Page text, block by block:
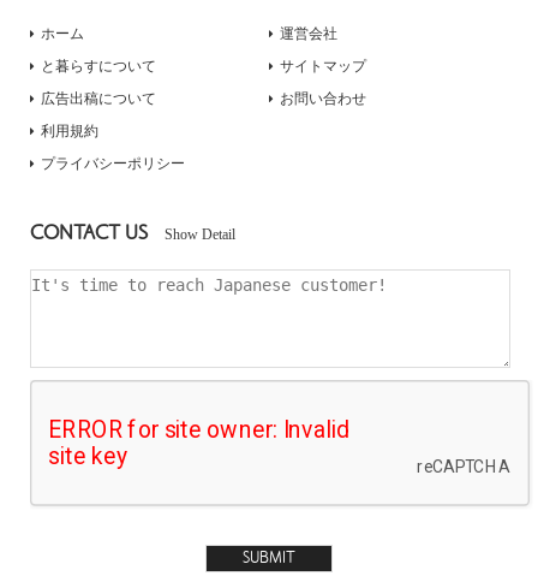
ホーム
と暮らすについて
広告出稿について
運営会社
サイトマップ
お問い合わせ
利用規約
プライバシーポリシー
CONTACT US Show Detail